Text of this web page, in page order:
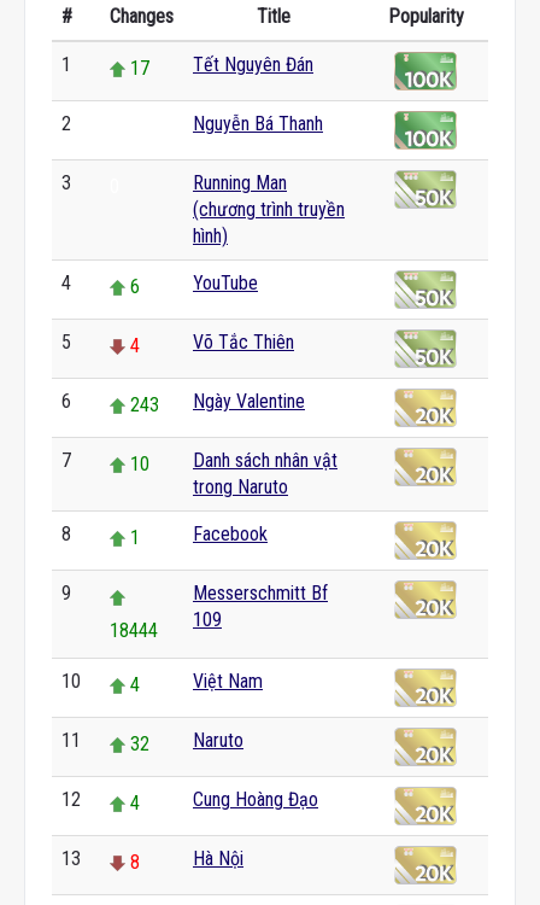
# Changes Title Popularity
1 17 Tết Nguyên Đán
2 Nguyễn Bá Thanh
3
Running Man
(chương trình truyền
hình)
4 6 YouTube
5 4 Võ Tắc Thiên
6 243 Ngày Valentine
7 10
Danh sách nhân vật
trong Naruto
8 1 Facebook
9
18444
Messerschmitt Bf
109
10 4 Việt Nam
11 32 Naruto
12 4 Cung Hoàng Đạo
13 8 Hà Nội